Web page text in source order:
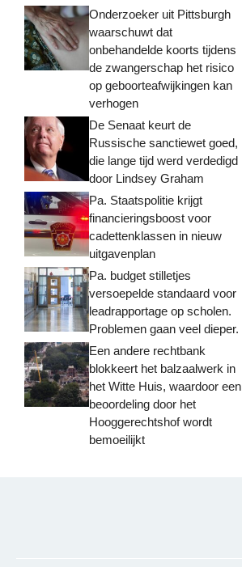
Onderzoeker uit Pittsburgh
waarschuwt dat
onbehandelde koorts tijdens
de zwangerschap het risico
op geboorteafwijkingen kan
verhogen
De Senaat keurt de
Russische sanctiewet goed,
die lange tijd werd verdedigd
door Lindsey Graham
Pa. Staatspolitie krijgt
financieringsboost voor
cadettenklassen in nieuw
uitgavenplan
Pa. budget stilletjes
versoepelde standaard voor
leadrapportage op scholen.
Problemen gaan veel dieper.
Een andere rechtbank
blokkeert het balzaalwerk in
het Witte Huis, waardoor een
beoordeling door het
Hooggerechtshof wordt
bemoeilijkt